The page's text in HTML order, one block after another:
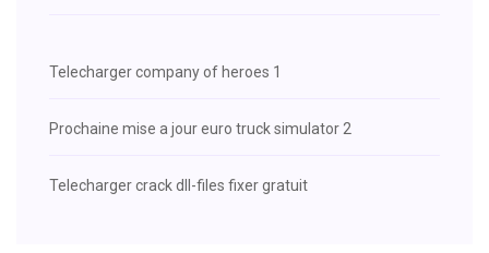
Telecharger company of heroes 1
Prochaine mise a jour euro truck simulator 2
Telecharger crack dll-files fixer gratuit